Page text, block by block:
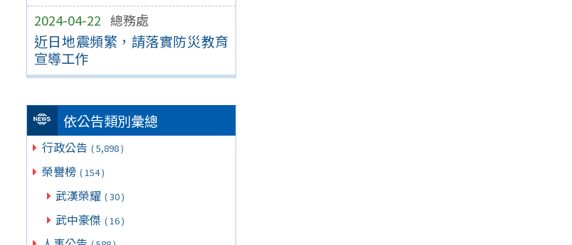
2024-04-22 總務處
近日地震頻繁，請落實防災教育
宣導工作
依公告類別彙總
行政公告 ( 5,898 )
榮譽榜 ( 154 )
武漢榮耀 ( 30 )
武中豪傑 ( 16 )